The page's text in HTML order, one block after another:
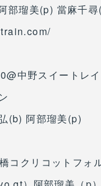
部瑠美(p) 當麻千尋
中野スイートレ
(b) 阿部瑠美(p)
コクリコットフォ